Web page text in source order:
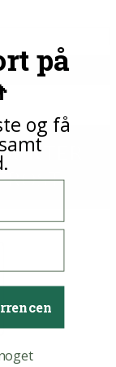
på
og få